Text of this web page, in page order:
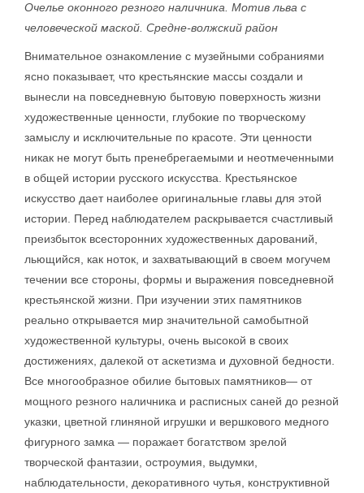
Очелье оконного резного наличника. Мотив льва с
человеческой маской. Средне-волжский район
Внимательное ознакомление с музейными собраниями
ясно показывает, что крестьянские массы создали и
вынесли на повседневную бытовую поверхность жизни
художественные ценности, глубокие по творческому
замыслу и исключительные по красоте. Эти ценности
никак не могут быть пренебрегаемыми и неотмеченными
в общей истории русского искусства. Крестьянское
искусство дает наиболее оригинальные главы для этой
истории. Перед наблюдателем раскрывается счастливый
преизбыток всесторонних художественных дарований,
льющийся, как ноток, и захватывающий в своем могучем
течении все стороны, формы и выражения повседневной
крестьянской жизни. При изучении этих памятников
реально открывается мир значительной самобытной
художественной культуры, очень высокой в своих
достижениях, далекой от аскетизма и духовной бедности.
Все многообразное обилие бытовых памятников— от
мощного резного наличника и расписных саней до резной
указки, цветной глиняной игрушки и вершкового медного
фигурного замка — поражает богатством зрелой
творческой фантазии, остроумия, выдумки,
наблюдательности, декоративного чутья, конструктивной